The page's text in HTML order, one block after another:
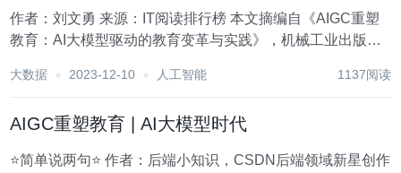
作者：刘文勇 来源：IT阅读排行榜 本文摘编自《AIGC重塑
教育：AI大模型驱动的教育变革与实践》，机械工业出版社
据高盛发布的一份报告，AI有可能取代3亿个全职工作岗位，
大数据 2023-12-10 人工智能 1137阅读
AIGC重塑教育 | AI大模型时代
⭐简单说两句⭐ 作者：后端小知识，CSDN后端领域新星创作